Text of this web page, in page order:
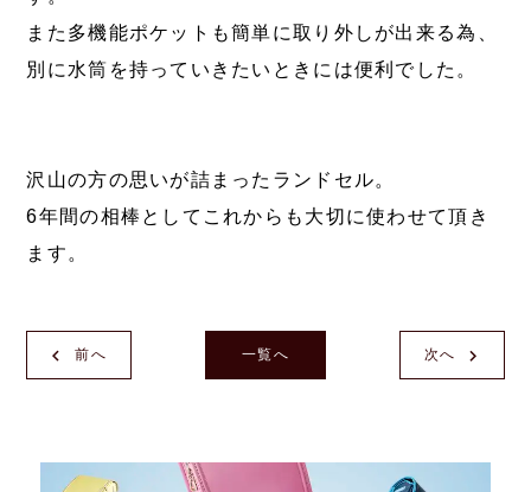
また多機能ポケットも簡単に取り外しが出来る為、
別に水筒を持っていきたいときには便利でした。
沢山の方の思いが詰まったランドセル。
6年間の相棒としてこれからも大切に使わせて頂き
ます。
前へ 次へ
一覧へ